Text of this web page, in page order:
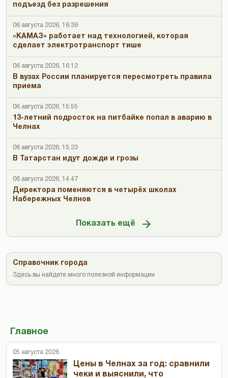
подъезд без разрешения
06 августа 2026, 16:39
«КАМАЗ» работает над технологией, которая
сделает электротранспорт тише
06 августа 2026, 16:12
В вузах России планируется пересмотреть правила
приема
06 августа 2026, 15:55
13-летний подросток на питбайке попал в аварию в
Челнах
06 августа 2026, 15:23
В Татарстан идут дожди и грозы
06 августа 2026, 14:47
Директора поменяются в четырёх школах
Набережных Челнов
Показать ещё
Справочник города
Здесь вы найдете много полезной информации
Главное
05 августа 2026
Цены в Челнах за год: сравнили
чеки и выяснили, что